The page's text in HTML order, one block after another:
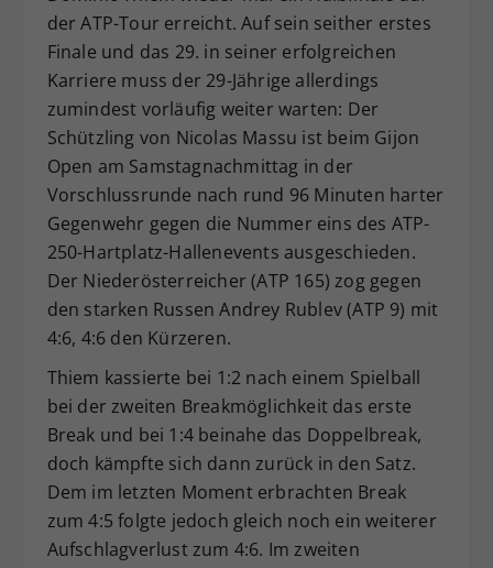
der ATP-Tour erreicht. Auf sein seither erstes
Finale und das 29. in seiner erfolgreichen
Karriere muss der 29-Jährige allerdings
zumindest vorläufig weiter warten: Der
Schützling von Nicolas Massu ist beim Gijon
Open am Samstagnachmittag in der
Vorschlussrunde nach rund 96 Minuten harter
Gegenwehr gegen die Nummer eins des ATP-
250-Hartplatz-Hallenevents ausgeschieden.
Der Niederösterreicher (ATP 165) zog gegen
den starken Russen Andrey Rublev (ATP 9) mit
4:6, 4:6 den Kürzeren.
Thiem kassierte bei 1:2 nach einem Spielball
bei der zweiten Breakmöglichkeit das erste
Break und bei 1:4 beinahe das Doppelbreak,
doch kämpfte sich dann zurück in den Satz.
Dem im letzten Moment erbrachten Break
zum 4:5 folgte jedoch gleich noch ein weiterer
Aufschlagverlust zum 4:6. Im zweiten
Zweck
Dieser Wert speichert Ihre Consent-
Einstellungen. Unter anderem eine
zufällig generierte ID, für die
historische Speicherung Ihrer
vorgenommen Einstellungen, falls der
Webseiten-Betreiber dies eingestellt
hat.